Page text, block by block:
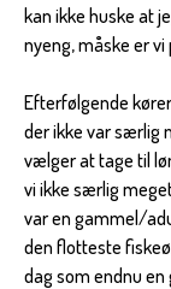
kan ikke huske at
nyeng, måske er
Efterfølgende
der ikke var særlig
vælger at tage til
vi ikke særlig
var en gammel/
den flotteste
dag som endnu en